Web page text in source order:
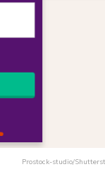
Prostock-studio/